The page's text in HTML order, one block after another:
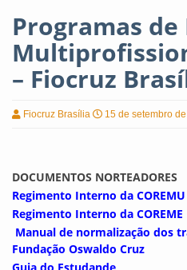
Programas de
– Fiocruz
Fiocruz Brasília 15 de setembro
DOCUMENTOS NORTEADORES
Regimento Interno da COREMU
Regimento Interno da COREME
Manual de normalização dos
Fundação Oswaldo Cruz